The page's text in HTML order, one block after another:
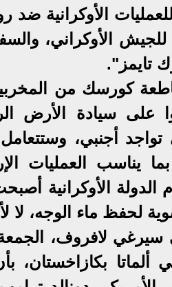
الأوكرانية ضد
للجيش الأوكراني،
تايمز".
كورسك من المخربين
على سيادة الأرض
تواجد أجنبي،
يناسب العمليات
الدولة الأوكرانية
لحفظ ماء الوجه، لا
سيرغي لافروف،